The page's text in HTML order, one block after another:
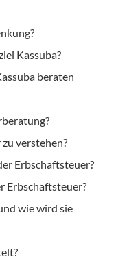
Kassuba?
beraten
verstehen?
Erbschaftsteuer?
Erbschaftsteuer?
wie wird sie